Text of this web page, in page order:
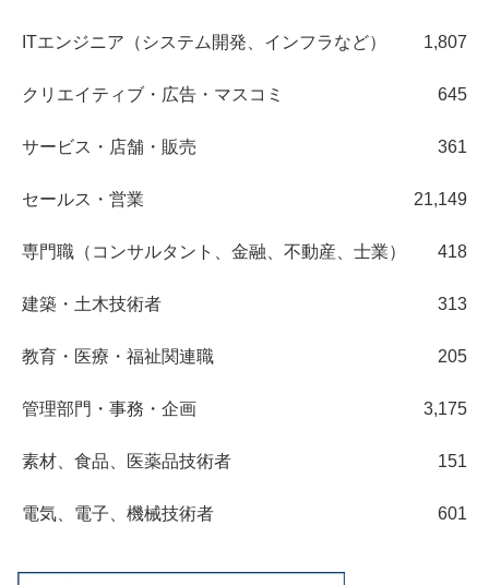
ITエンジニア（システム開発、インフラなど） 1,807
クリエイティブ・広告・マスコミ 645
サービス・店舗・販売 361
セールス・営業 21,149
専門職（コンサルタント、金融、不動産、士業） 418
建築・土木技術者 313
教育・医療・福祉関連職 205
管理部門・事務・企画 3,175
素材、食品、医薬品技術者 151
電気、電子、機械技術者 601